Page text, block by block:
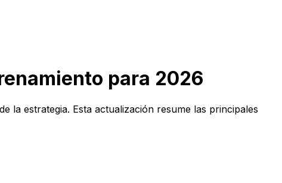
para 2026
la estrategia. Esta actualización resume las principales